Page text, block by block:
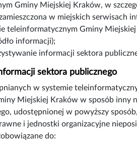
Gminy Miejskiej Kraków, w
w miejskich serwisach
teleinformatycznym Gminy
informacji);
informacji sektora
sektora publicznego
w systemie
Miejskiej Kraków w sposób inny
udostępnionej w powyższy
i jednostki organizacyjne
do: